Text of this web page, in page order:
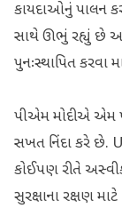
કાયદાઓનું પાલન
સાથે ઊભું રહ્યું છે
પુનઃસ્થાપિત કરવા
પીએમ મોદીએ
સખત નિંદા કરે છે.
કોઈપણ રીતે
સુરક્ષાના રક્ષણ